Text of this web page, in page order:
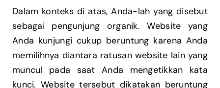
Dalam konteks di atas, Anda-lah yang disebut
sebagai pengunjung organik. Website yang
Anda kunjungi cukup beruntung karena Anda
memilihnya diantara ratusan website lain yang
muncul pada saat Anda mengetikkan kata
kunci. Website tersebut dikatakan beruntung